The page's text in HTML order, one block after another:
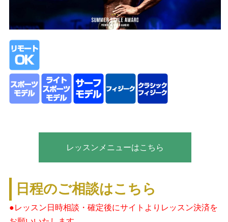
レッスンメニューはこちら
日程のご相談はこちら
●レッスン日時相談・確定後にサイトよりレッスン決済を